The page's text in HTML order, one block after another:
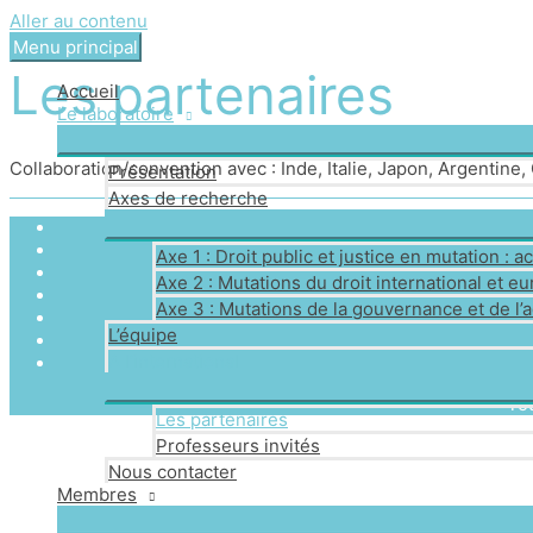
Aller au contenu
Menu principal
Accueil
Le laboratoire
Présentation
Axes de recherche
Axe 1 : Droit public et justice en mutation :
Axe 2 : Mutations du droit international et
Axe 3 : Mutations de la gouvernance et de
L’équipe
Les partenaires
Professeurs invités
Nous contacter
Membres
Les partenaires
Collaboration/convention avec : Inde, Italie, Japon,